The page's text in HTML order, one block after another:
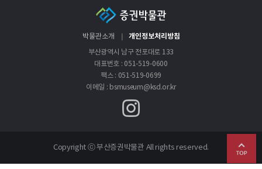
박물관소개 개인정보처리방침
부산광역시 남구 전포대로 133
대표번호 : 051-519-0600
팩스 : 051-519-0699
이메일 : bsmuseum@ksd.or.kr
Copyright ⓒ 부산증권박물관 All rights reserved.